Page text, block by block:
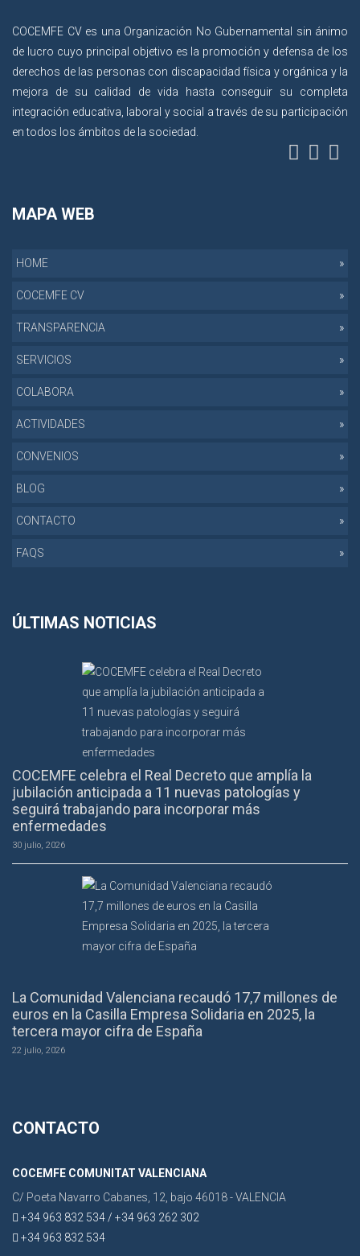
COCEMFE CV es una Organización No Gubernamental sin ánimo
de lucro cuyo principal objetivo es la promoción y defensa de los
derechos de las personas con discapacidad física y orgánica y la
mejora de su calidad de vida hasta conseguir su completa
integración educativa, laboral y social a través de su participación
en todos los ámbitos de la sociedad.
MAPA WEB
HOME
COCEMFE CV
TRANSPARENCIA
SERVICIOS
COLABORA
ACTIVIDADES
CONVENIOS
BLOG
CONTACTO
FAQS
ÚLTIMAS NOTICIAS
COCEMFE celebra el Real Decreto que amplía la
jubilación anticipada a 11 nuevas patologías y
seguirá trabajando para incorporar más
enfermedades
30 julio, 2026
La Comunidad Valenciana recaudó 17,7 millones de
euros en la Casilla Empresa Solidaria en 2025, la
tercera mayor cifra de España
22 julio, 2026
CONTACTO
COCEMFE COMUNITAT VALENCIANA
C/ Poeta Navarro Cabanes, 12, bajo 46018 - VALENCIA
+34 963 832 534 / +34 963 262 302
+34 963 832 534